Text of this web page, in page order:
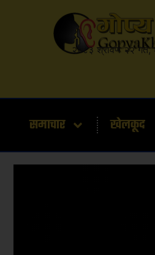
२०८३ श्रावण २२ गते,
समाचार खेलकूद